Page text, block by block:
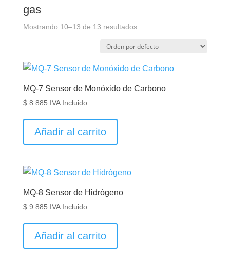
gas
Mostrando 10–13 de 13 resultados
MQ-7 Sensor de Monóxido de Carbono
$8.885 IVA Incluido
Añadir al carrito
MQ-8 Sensor de Hidrógeno
$9.885 IVA Incluido
Añadir al carrito